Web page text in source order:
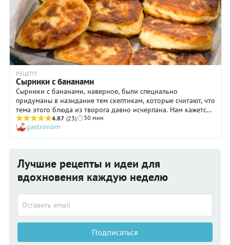
РЕЦЕПТ
Сырники с бананами
Сырники с бананами, наверное, были специально
придуманы в назидание тем скептикам, которые считают, что
тема этого блюда из творога давно исчерпана. Нам кажется,
что такая оригинальная версия очень и очень хороша!
Сырники с бананами имеют особенно нежную текстуру и
характерный аромат, что очень нравится детям. Кстати,
виде башенок, прослаивая кружочками свежих бананов.
Маленьким непоседы точно будут в восторге!
4.87 (23) 30 мин
gastronom
Лучшие рецепты и идеи для
вдохновения каждую неделю
Подписаться